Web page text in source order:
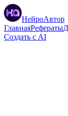
НейроАвтор
ГлавнаяРефераты
Создать с AI